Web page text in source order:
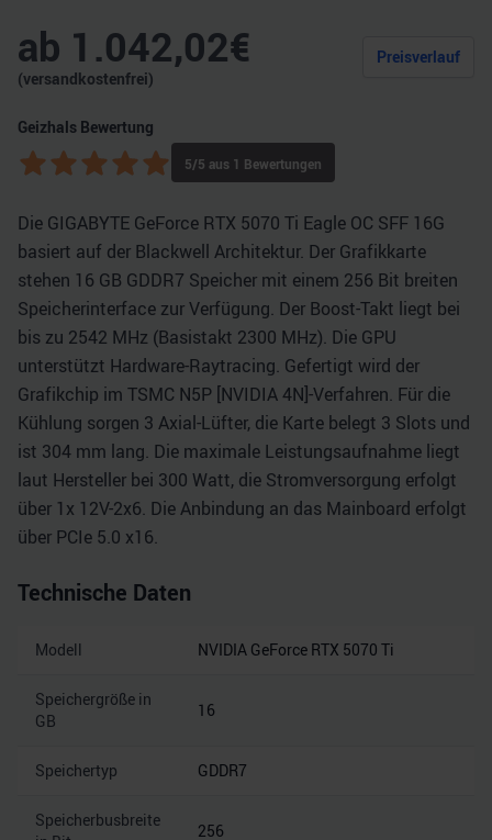
ab 1.042,02€
(versandkostenfrei)
Preisverlauf
Geizhals Bewertung
5/5 aus 1 Bewertungen
Die GIGABYTE GeForce RTX 5070 Ti Eagle OC SFF 16G
basiert auf der Blackwell Architektur. Der Grafikkarte
stehen 16 GB GDDR7 Speicher mit einem 256 Bit breiten
Speicherinterface zur Verfügung. Der Boost-Takt liegt bei
bis zu 2542 MHz (Basistakt 2300 MHz). Die GPU
unterstützt Hardware-Raytracing. Gefertigt wird der
Grafikchip im TSMC N5P [NVIDIA 4N]-Verfahren. Für die
Kühlung sorgen 3 Axial-Lüfter, die Karte belegt 3 Slots und
ist 304 mm lang. Die maximale Leistungsaufnahme liegt
laut Hersteller bei 300 Watt, die Stromversorgung erfolgt
über 1x 12V-2x6. Die Anbindung an das Mainboard erfolgt
über PCIe 5.0 x16.
Technische Daten
Modell NVIDIA GeForce RTX 5070 Ti
Speichergröße in
GB
16
Speichertyp GDDR7
Speicherbusbreite
256